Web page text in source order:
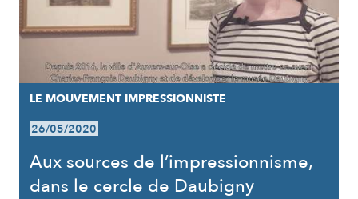
LE MOUVEMENT IMPRESSIONNISTE
26/05/2020
Aux sources de l’impressionnisme,
dans le cercle de Daubigny